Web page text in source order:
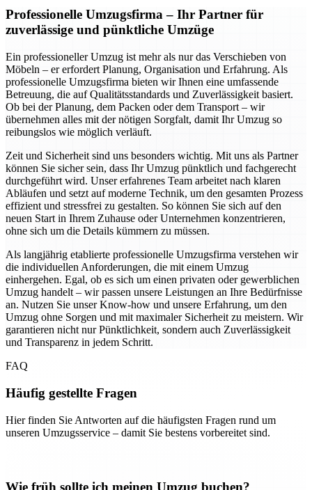
Professionelle Umzugsfirma – Ihr Partner für
zuverlässige und pünktliche Umzüge
Ein professioneller Umzug ist mehr als nur das Verschieben von
Möbeln – er erfordert Planung, Organisation und Erfahrung. Als
professionelle Umzugsfirma bieten wir Ihnen eine umfassende
Betreuung, die auf Qualitätsstandards und Zuverlässigkeit basiert.
Ob bei der Planung, dem Packen oder dem Transport – wir
übernehmen alles mit der nötigen Sorgfalt, damit Ihr Umzug so
reibungslos wie möglich verläuft.
Zeit und Sicherheit sind uns besonders wichtig. Mit uns als Partner
können Sie sicher sein, dass Ihr Umzug pünktlich und fachgerecht
durchgeführt wird. Unser erfahrenes Team arbeitet nach klaren
Abläufen und setzt auf moderne Technik, um den gesamten Prozess
effizient und stressfrei zu gestalten. So können Sie sich auf den
neuen Start in Ihrem Zuhause oder Unternehmen konzentrieren,
ohne sich um die Details kümmern zu müssen.
Als langjährig etablierte professionelle Umzugsfirma verstehen wir
die individuellen Anforderungen, die mit einem Umzug
einhergehen. Egal, ob es sich um einen privaten oder gewerblichen
Umzug handelt – wir passen unsere Leistungen an Ihre Bedürfnisse
an. Nutzen Sie unser Know-how und unsere Erfahrung, um den
Umzug ohne Sorgen und mit maximaler Sicherheit zu meistern. Wir
garantieren nicht nur Pünktlichkeit, sondern auch Zuverlässigkeit
und Transparenz in jedem Schritt.
FAQ
Häufig gestellte Fragen
Hier finden Sie Antworten auf die häufigsten Fragen rund um
unseren Umzugsservice – damit Sie bestens vorbereitet sind.
Wie früh sollte ich meinen Umzug buchen?